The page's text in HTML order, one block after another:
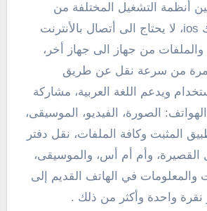
أنظمة التشغيل المختلفة من
أندرويد ويندوز ماك ios، لا يحتاج الى أتصال بالأنترنت
والملفات من جهاز الى جهاز أخر،
سرعة النقل 200 مرة من سرعة نقل عن طريق
ويدعم اللغة العربية، مشاركة
الصورة، الفيديو، الموسيقى،
المثبت وكافة الملفات، نقل دفتر
القصيرة، وأم أم أس، والموسيقى،
والمعلومات في الهاتف القديم إلى
نقرة واحدة وأكثر من ذلك .